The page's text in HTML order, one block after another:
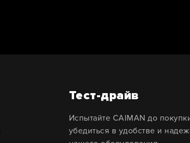
Тест-драйв
Испытайте CAIMAN до
убедиться в удобстве и